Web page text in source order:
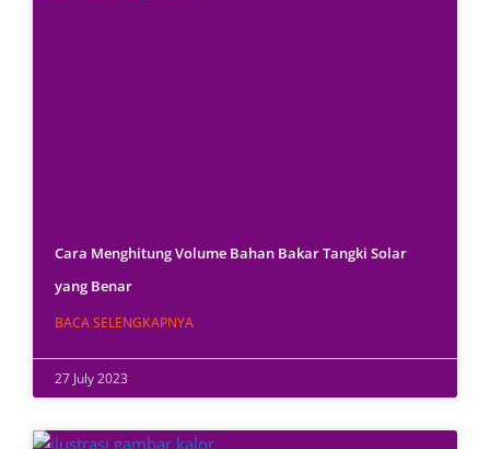
Cara Menghitung Volume Bahan Bakar Tangki Solar
yang Benar
BACA SELENGKAPNYA
27 July 2023